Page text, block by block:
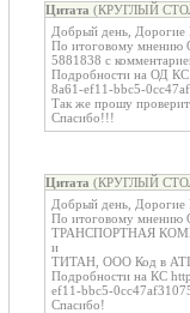
Цитата (КРУГЛЫЙ
Добрый день,
По итоговому мнению
5881838 с
Подробности на ОД КС
8a61-ef11-bbc5-
Так же прошу
Спасибо!!!
Цитата (КРУГЛЫЙ
Добрый день,
По итоговому мнению
ТРАНСПОРТНАЯ
и
ТИТАН, ООО Код в
Подробности на КС
ef11-bbc5-
Спасибо!